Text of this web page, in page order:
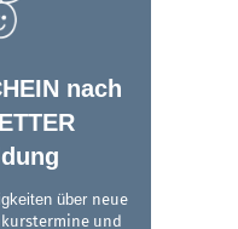
nach
über neue
und